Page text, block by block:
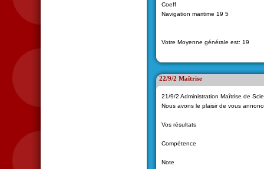
Coeff
Navigation maritime 19 5
Votre Moyenne générale est: 19
22/9/2 Maîtrise
21/9/2 Administration Maîtrise de
Nous avons le plaisir de vous
Vos résultats
Compétence
Note